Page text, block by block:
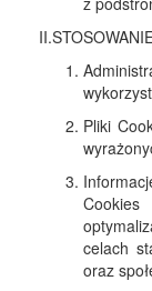
Pliki
Cookies
celach
oraz